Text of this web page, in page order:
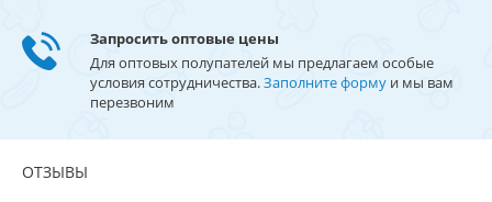
Запросить оптовые цены
Для оптовых полупателей мы предлагаем особые
условия сотрудничества.Заполните форму и мы вам
перезвоним
ОТЗЫВЫ